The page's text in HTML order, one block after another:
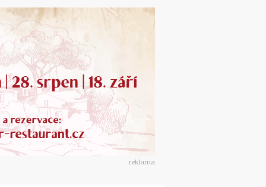
reklama